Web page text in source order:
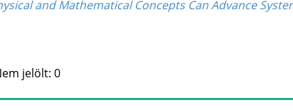
and Mathematical Concepts Can Advance
jelölt: 0